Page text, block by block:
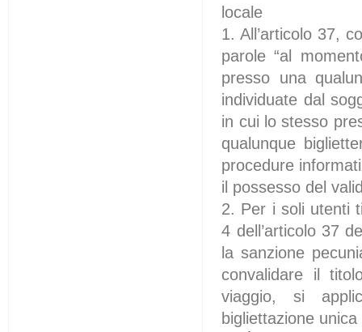
locale
1. All’articolo 37,
parole “al
presso una
individuate dal
in cui lo stesso
qualunque
procedure
il possesso del
2. Per i soli utenti
4 dell’articolo 37
la sanzione
convalidare il
viaggio, si
bigliettazione